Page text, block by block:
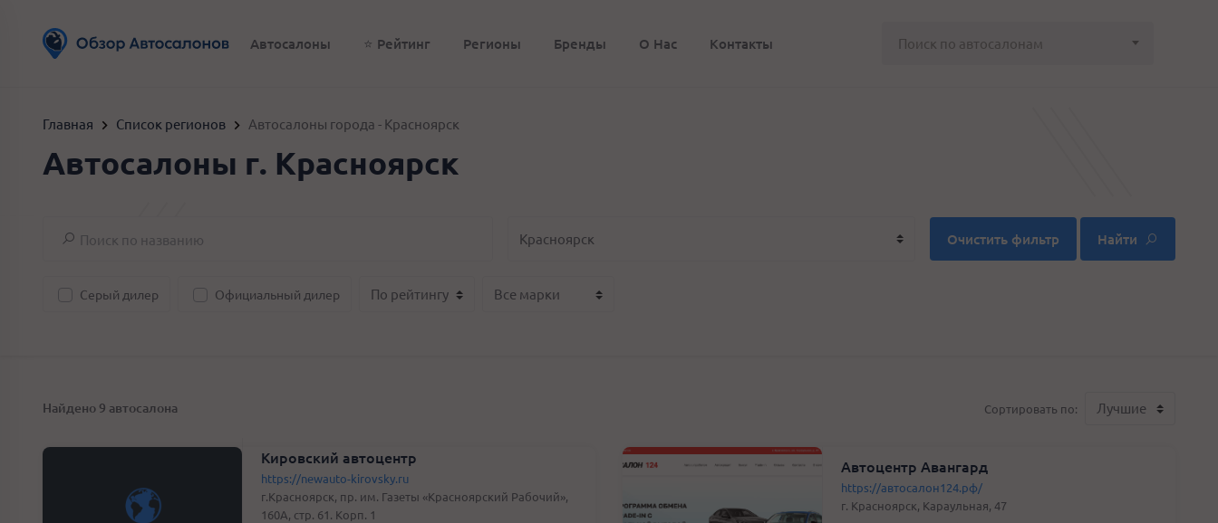
Автосалоны ⭐️ Рейтинг Регионы Бренды О Нас Контакты Поиск по автосалонам
Главная Список регионов Автосалоны города - Красноярск
Автосалоны г. Красноярск
Очистить фильтр Найти
Серый дилер Официальный дилер
Найдено 9 автосалона Сортировать по:
Кировский автоцентр
https://newauto-kirovsky.ru
г.Красноярск, пр. им. Газеты «Красноярский Рабочий»,
160А, стр. 61. Корп. 1
Автоцентр Авангард
https://автосалон124.рф/
г. Красноярск, Караульная, 47